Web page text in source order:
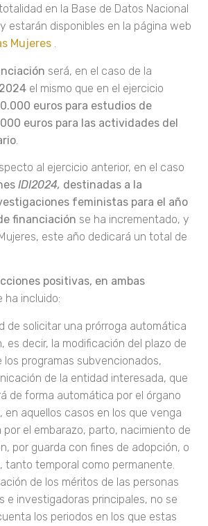
en la Base de Datos Nacional
estarán disponibles en la página web
Mujeres .
será, en el caso de la
el mismo que en el ejercicio
euros para estudios de
euros para las actividades del
al ejercicio anterior, en el caso
IDI2024, destinadas a la
feministas para el año
financiación se ha incrementado, y
este año dedicará un total de
positivas, en ambas
ha incluido:
de solicitar una prórroga automática
es decir, la modificación del plazo de
los programas subvencionados,
de la entidad interesada, que
de forma automática por el órgano
en aquellos casos en los que venga
por el embarazo, parto, nacimiento de
por guarda con fines de adopción, o
tanto temporal como permanente.
de los méritos de las personas
e investigadoras principales, no se
los periodos en los que estas